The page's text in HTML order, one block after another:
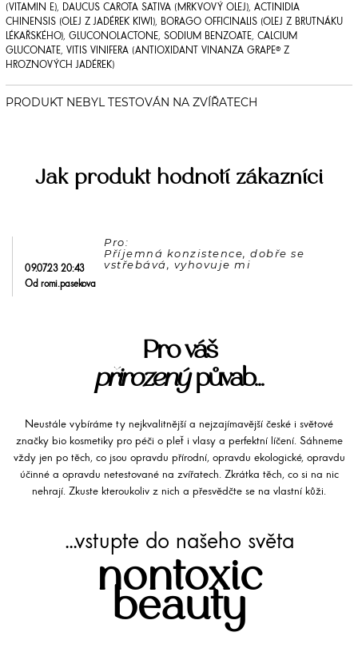
(VITAMIN E), DAUCUS CAROTA SATIVA (MRKVOVÝ OLEJ), ACTINIDIA
CHINENSIS (OLEJ Z JADÉREK KIWI), BORAGO OFFICINALIS (OLEJ Z BRUTNÁKU
LÉKAŘSKÉHO), GLUCONOLACTONE, SODIUM BENZOATE, CALCIUM
GLUCONATE, VITIS VINIFERA (ANTIOXIDANT VINANZA GRAPE® Z
HROZNOVÝCH JADÉREK)
Jak produkt hodnotí zákazníci
09.07.23 20:43
Od romi.pasekova
Pro:
Příjemná konzistence, dobře se
Pro váš
přirozenýpůvab...
Neustále vybíráme ty nejkvalitnější a nejzajímavější české i světové
značky bio kosmetiky pro péči o pleť i vlasy a perfektní líčení. Sáhneme
vždy jen po těch, co jsou opravdu přírodní, opravdu ekologické, opravdu
účinné a opravdu netestované na zvířatech. Zkrátka těch, co si na nic
nehrají. Zkuste kteroukoliv z nich a přesvědčte se na vlastní kůži.
...vstupte do našeho světa
nontoxic
beauty